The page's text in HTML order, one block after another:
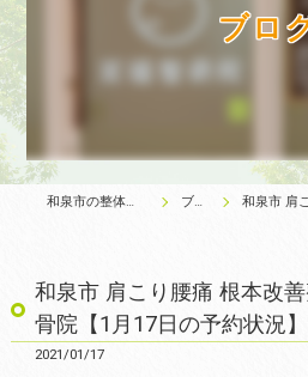
ブロ
和泉市の整体は笑福整骨院 ブログ 和泉市 肩こり腰
和泉市 肩こり腰痛 根本改
骨院【1月17日の予約状況】
2021/01/17